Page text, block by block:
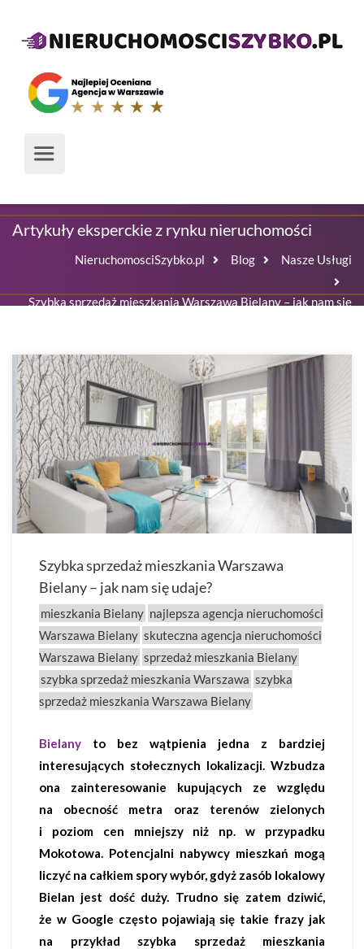
Artykuły eksperckie z rynku nieruchomości
NieruchomosciSzybko.pl Blog Nasze Usługi
Szybka sprzedaż mieszkania Warszawa Bielany – jak nam się
Szybka sprzedaż mieszkania Warszawa
Bielany – jak nam się udaje?
mieszkania Bielany najlepsza agencja nieruchomości
Warszawa Bielany skuteczna agencja nieruchomości
Warszawa Bielany sprzedaż mieszkania Bielany
szybka sprzedaż mieszkania Warszawa szybka
sprzedaż mieszkania Warszawa Bielany
Bielany to bez wątpienia jedna z bardziej
interesujących stołecznych lokalizacji. Wzbudza
ona zainteresowanie kupujących ze względu
na obecność metra oraz terenów zielonych
i poziom cen mniejszy niż np. w przypadku
Mokotowa. Potencjalni nabywcy mieszkań mogą
liczyć na całkiem spory wybór, gdyż zasób lokalowy
Bielan jest dość duży. Trudno się zatem dziwić,
że w Google często pojawiają się takie frazy jak
na przykład szybka sprzedaż mieszkania